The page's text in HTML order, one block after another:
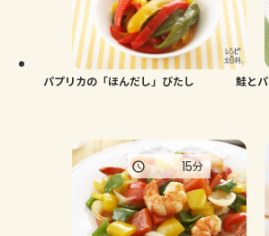
パプリカの「ほんだし」びたし 鮭と
15分